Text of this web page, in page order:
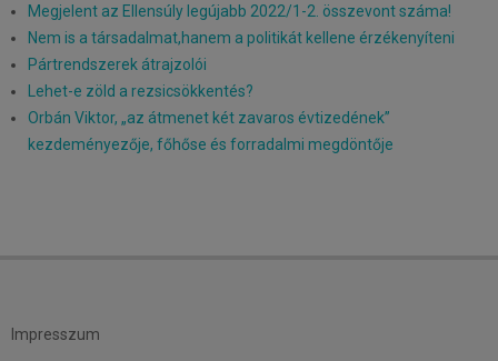
Megjelent az Ellensúly legújabb 2022/1-2. összevont száma!
Nem is a társadalmat,hanem a politikát kellene érzékenyíteni
Pártrendszerek átrajzolói
Lehet-e zöld a rezsicsökkentés?
Orbán Viktor, „az átmenet két zavaros évtizedének”
kezdeményezője, főhőse és forradalmi megdöntője
Impresszum